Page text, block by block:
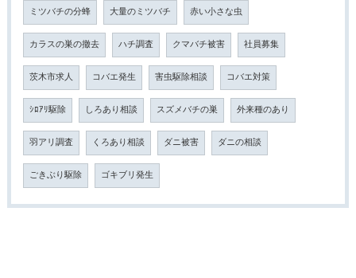
ミツバチの分蜂 大量のミツバチ 赤い小さな虫
カラスの巣の撤去 ハチ調査 クマバチ被害 社員募集
茨木市求人 コバエ発生 害虫駆除相談 コバエ対策
ｼﾛｱﾘ駆除 しろあり相談 スズメバチの巣 外来種のあり
羽アリ調査 くろあり相談 ダニ被害 ダニの相談
ごきぶり駆除 ゴキブリ発生